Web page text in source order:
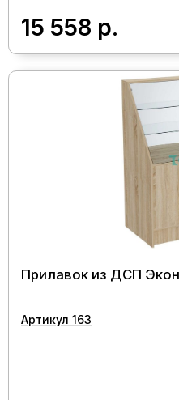
15 558 р.
Прилавок из ДСП
Артикул 163